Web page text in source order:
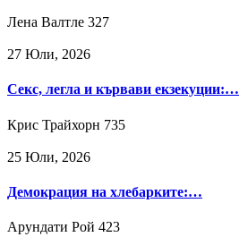
Лена Валтле 327
27 Юли, 2026
Секс, легла и кървави екзекуции:…
Крис Трайхорн 735
25 Юли, 2026
Демокрация на хлебарките:…
Арундати Рой 423